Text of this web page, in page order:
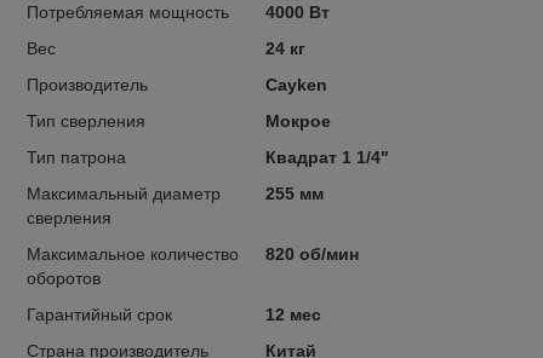
Потребляемая мощность
4000 Вт
Вес
24 кг
Производитель
Cayken
Тип сверления
Мокрое
Тип патрона
Квадрат 1 1/4"
Максимальный диаметр
сверления
255 мм
Максимальное количество
оборотов
820 об/мин
Гарантийный срок
12 мес
Страна производитель
Китай